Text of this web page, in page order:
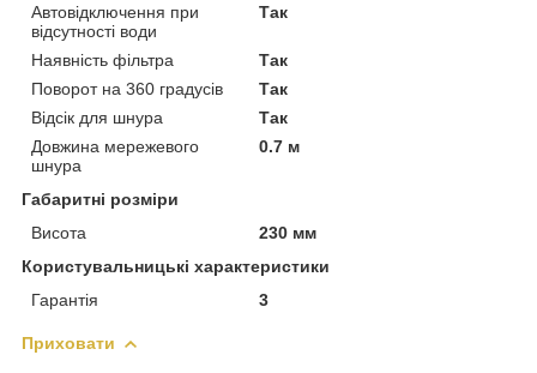
Автовідключення при
відсутності води
Так
Наявність фільтра
Так
Поворот на 360 градусів
Так
Відсік для шнура
Так
Довжина мережевого
шнура
0.7 м
Габаритні розміри
Висота
230 мм
Користувальницькі характеристики
Гарантія
3
Приховати